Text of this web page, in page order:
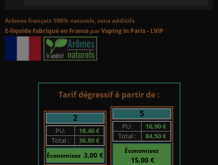
Arômes français 100% naturels,sans additifs
E-liquide Fabriqué en France parVaping In Paris - LVIP
Tarif dégressif à partir de :
2
PU:
18,40 €
Total :
36,80 €
Économisez 3,00 €
5
PU:
16,90 €
Total :
84,50 €
Économisez
15,00 €